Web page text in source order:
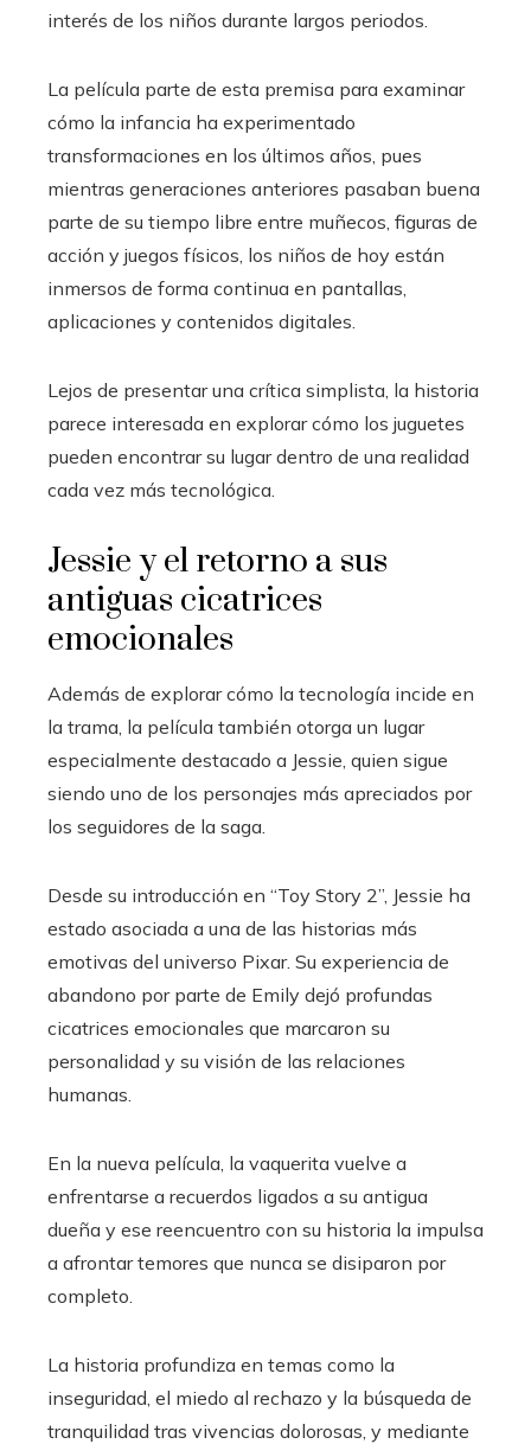
interés de los niños durante largos periodos.
La película parte de esta premisa para examinar
cómo la infancia ha experimentado
transformaciones en los últimos años, pues
mientras generaciones anteriores pasaban buena
parte de su tiempo libre entre muñecos, figuras de
acción y juegos físicos, los niños de hoy están
inmersos de forma continua en pantallas,
aplicaciones y contenidos digitales.
Lejos de presentar una crítica simplista, la historia
parece interesada en explorar cómo los juguetes
pueden encontrar su lugar dentro de una realidad
cada vez más tecnológica.
Jessie y el retorno a sus
antiguas cicatrices
emocionales
Además de explorar cómo la tecnología incide en
la trama, la película también otorga un lugar
especialmente destacado a Jessie, quien sigue
siendo uno de los personajes más apreciados por
los seguidores de la saga.
Desde su introducción en “Toy Story 2”, Jessie ha
estado asociada a una de las historias más
emotivas del universo Pixar. Su experiencia de
abandono por parte de Emily dejó profundas
cicatrices emocionales que marcaron su
personalidad y su visión de las relaciones
humanas.
En la nueva película, la vaquerita vuelve a
enfrentarse a recuerdos ligados a su antigua
dueña y ese reencuentro con su historia la impulsa
a afrontar temores que nunca se disiparon por
completo.
La historia profundiza en temas como la
inseguridad, el miedo al rechazo y la búsqueda de
tranquilidad tras vivencias dolorosas, y mediante